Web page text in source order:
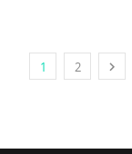
1 2 